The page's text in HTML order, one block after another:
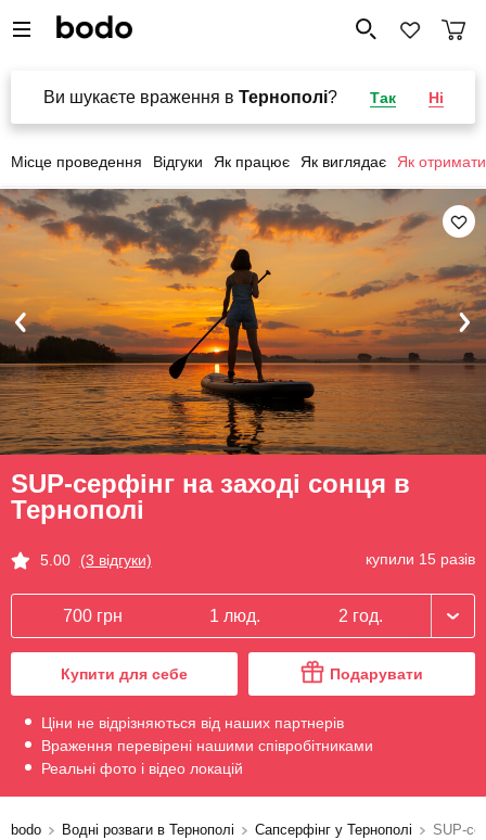
Ви шукаєте враження в Тернополі? Так Ні
Місце проведення Відгуки Як працює Як виглядає Як отримати
SUP-серфінг на заході сонця в
Тернополі
5.00 (3 відгуки) купили 15 разів
700 грн 1 люд. 2 год.
Купити для себе Подарувати
Ціни не відрізняються від наших партнерів
Враження перевірені нашими співробітниками
Реальні фото і відео локацій
bodo Водні розваги в Тернополі Сапсерфінг у Тернополі SUP-